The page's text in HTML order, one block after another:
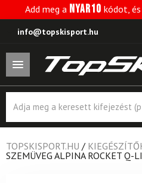
Add meg a NYAR10 kódot,
info@topskisport.hu
search
TOPSKISPORT.HU /
SZEMÜVEG ALPINA ROCKET Q-